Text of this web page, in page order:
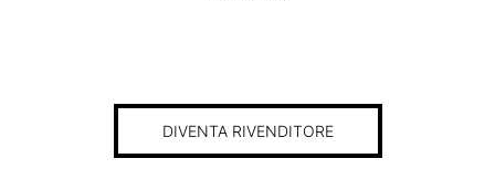
DIVENTA RIVENDITORE